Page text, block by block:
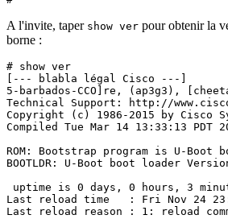
A l'invite, taper show ver pour obtenir la
borne :
# show ver
[--- blabla légal Cisco ---]
5-barbados-CCO]re, (ap3g3),
Technical Support: http://
Copyright (c) 1986-2015 by Cisco
Compiled Tue Mar 14 13:33:13 PDT
ROM: Bootstrap program is U-Boot
BOOTLDR: U-Boot boot loader
uptime is 0 days, 0 hours, 3
Last reload time   : Fri Nov 24
Last reload reason : 1: reload